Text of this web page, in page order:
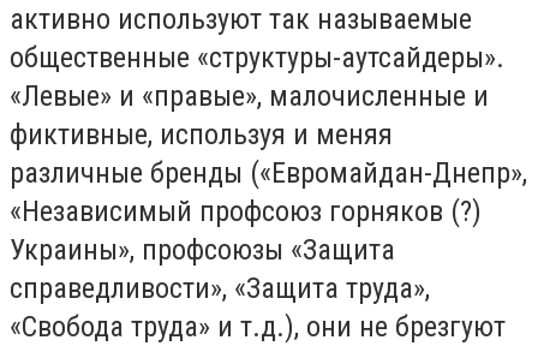
активно используют так называемые
общественные «структуры-аутсайдеры».
«Левые» и «правые», малочисленные и
фиктивные, используя и меняя
различные бренды («Евромайдан-Днепр»,
«Независимый профсоюз горняков (?)
Украины», профсоюзы «Защита
справедливости», «Защита труда»,
«Свобода труда» и т.д.), они не брезгуют